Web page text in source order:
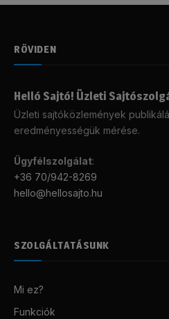
RÖVIDEN
Helló Sajtó! Üzleti
Üzleti sajtóközlemények
eredményességük mérése.
Ügyfélszolgálat:
+36 70/942-8269
hello@hellosajto.hu
SZOLGÁLTATÁSUNK
Mi ez?
Funkciók